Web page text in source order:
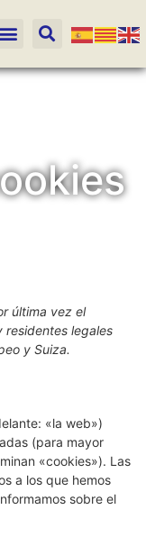
última vez el
legales
y Suiza.
«la web»)
(para mayor
«cookies»). Las
a los que hemos
sobre el